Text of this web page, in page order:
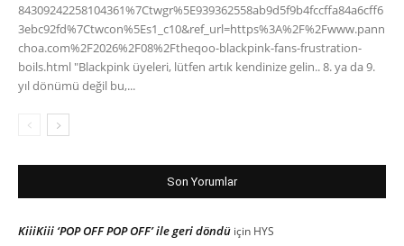
84309242258104361%7Ctwgr%5E939362558ab9d5f9b4fccffa84a6cff6
3ebc92fd%7Ctwcon%5Es1_c10&ref_url=https%3A%2F%2Fwww.pann
choa.com%2F2026%2F08%2Ftheqoo-blackpink-fans-frustration-
boils.html "Blackpink üyeleri, lütfen artık kendinize gelin.. 8. ya da 9.
yıl dönümü değil bu,...
Son Yorumlar
KiiiKiii ‘POP OFF POP OFF’ ile geri döndü için HYS